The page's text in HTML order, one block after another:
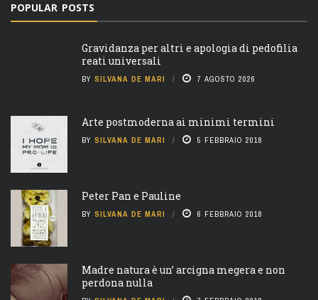
POPULAR POSTS
Gravidanza per altri e apologia di pedofilia
reati universali
BY SILVANA DE MARI 7 AGOSTO 2026
Arte postmoderna ai minimi termini
BY SILVANA DE MARI 5 FEBBRAIO 2018
Peter Pan e Pauline
BY SILVANA DE MARI 6 FEBBRAIO 2018
Madre natura è un’ arcigna megera e non
perdona nulla